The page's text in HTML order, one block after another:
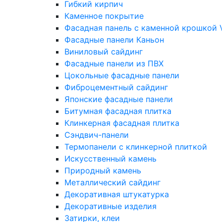
Гибкий кирпич
Каменное покрытие
Фасадная панель с каменной крошкой
Фасадные панели Каньон
Виниловый сайдинг
Фасадные панели из ПВХ
Цокольные фасадные панели
Фиброцементный сайдинг
Японские фасадные панели
Битумная фасадная плитка
Клинкерная фасадная плитка
Сэндвич-панели
Термопанели с клинкерной плиткой
Искусственный камень
Природный камень
Металлический сайдинг
Декоративная штукатурка
Декоративные изделия
Затирки, клеи